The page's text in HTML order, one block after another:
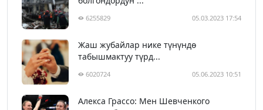
6255829 05.03.2023 17:54
Жаш жубайлар нике түнүндө
табышмактуу түрд...
6020724 05.06.2023 10:51
Алекса Грассо: Мен Шевченкого